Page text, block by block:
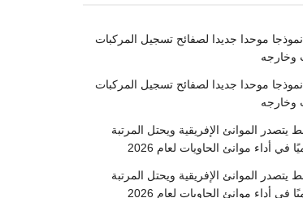
نموذجا موحدا جديدا لصفائح تسجيل المركبات
وخارجه
نموذجا موحدا جديدا لصفائح تسجيل المركبات
وخارجه
يتصدر الموانئ الإفريقية ويحتل المرتبة
في أداء موانئ الحاويات لعام 2026
يتصدر الموانئ الإفريقية ويحتل المرتبة
في أداء موانئ الحاويات لعام 2026